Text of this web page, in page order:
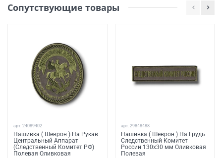
Сопутствующие товары
арт. 24089402
Нашивка ( Шеврон ) На Рукав
Центральный Аппарат
(Следственный Комитет РФ)
Полевая Оливковая
арт. 29848488
Нашивка ( Шеврон ) На Грудь
Следственный Комитет
России 130х30 мм Оливковая
Полевая